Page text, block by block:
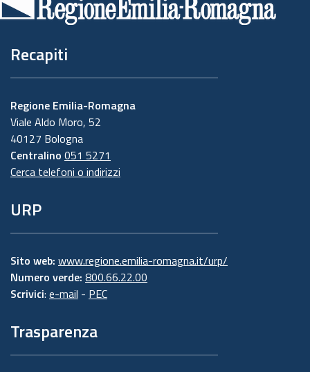
pagina
Recapiti
Regione Emilia-Romagna
Viale Aldo Moro, 52
40127 Bologna
Centralino 051 5271
Cerca telefoni o indirizzi
URP
Sito web: www.regione.emilia-romagna.it/urp/
Numero verde: 800.66.22.00
Scrivici: e-mail - PEC
Trasparenza